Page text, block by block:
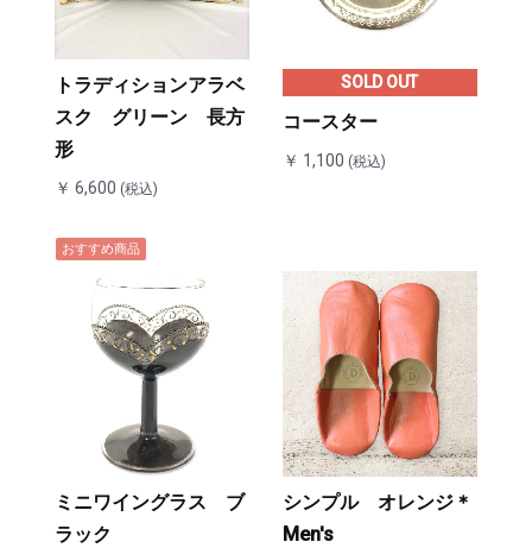
トラディションアラベ
スク グリーン 長方
形
￥ 6,600 (税込)
SOLD OUT
コースター
￥ 1,100 (税込)
おすすめ商品
ミニワイングラス ブ
ラック
シンプル オレンジ＊
Men's